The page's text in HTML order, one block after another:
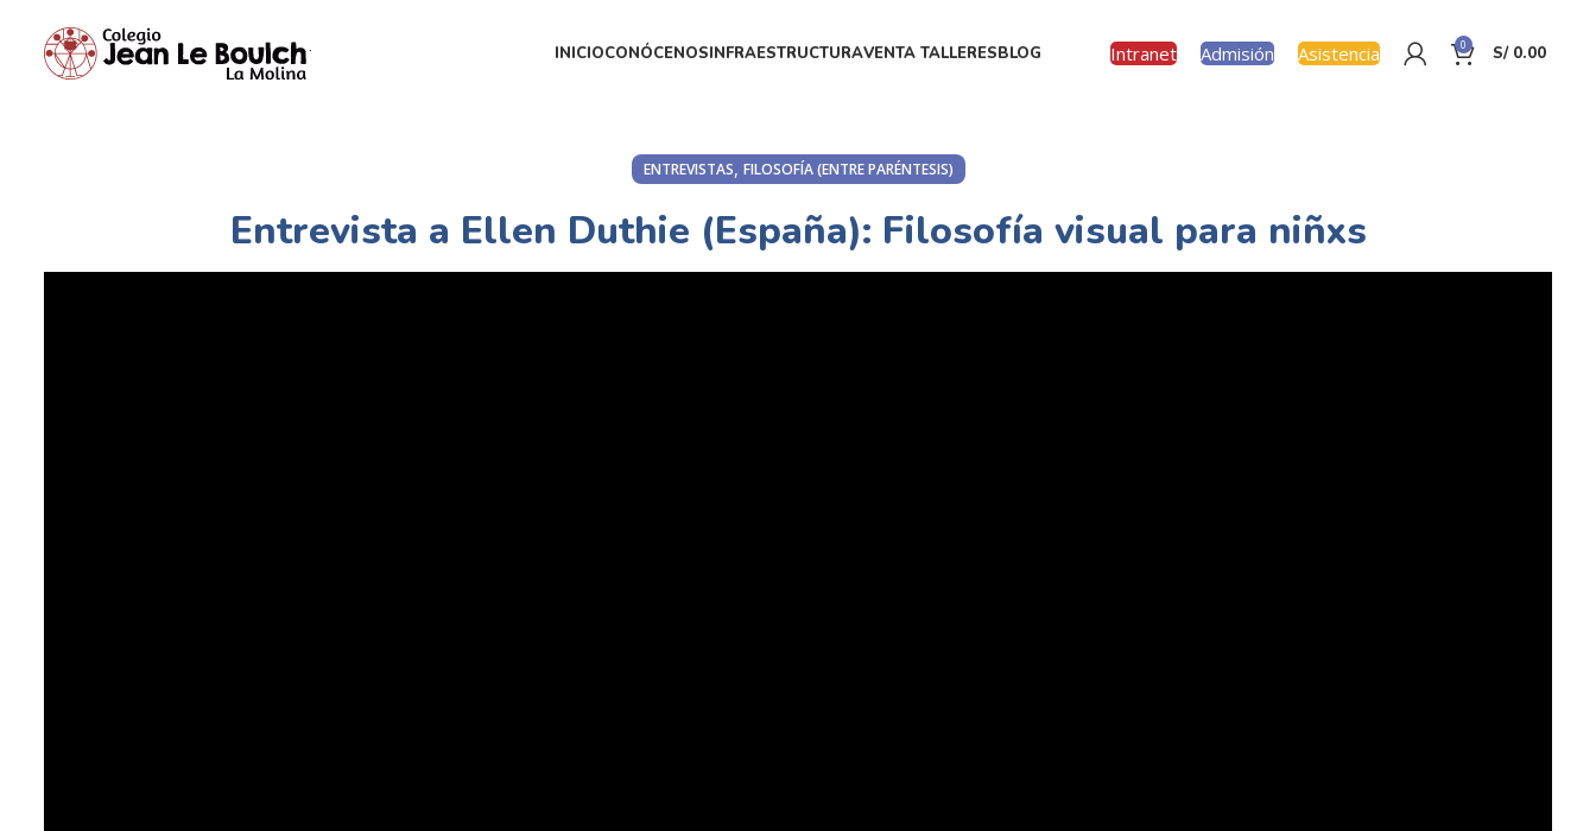
INICIOCONÓCENOSINFRAESTRUCTURAVENTA TALLERESBLOG Intranet Admisión Asistencia 0 S/0.00
ENTREVISTAS, FILOSOFÍA (ENTRE PARÉNTESIS)
Entrevista a Ellen Duthie (España): Filosofía visual para niñxs